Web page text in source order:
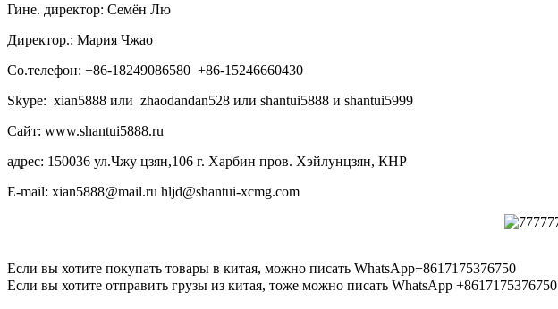
Гине. директор: Семён Лю
Директор.: Мария Чжао
Со.телефон: +86-18249086580 +86-15246660430
Skype: xian5888 или zhaodandan528 или shantui5888 и shantui5999
Сайт: www.shantui5888.ru
адрес: 150036 ул.Чжу цзян,106 г. Харбин пров. Хэйлунцзян, КНР
E-mail: xian5888@mail.ru hljd@shantui-xcmg.com
Если вы хотите покупать товары в китая, можно писать WhatsApp+8617175376750
Если вы хотите отправить грузы из китая, тоже можно писать WhatsApp +8617175376750